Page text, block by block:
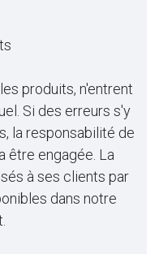
produits, n'entrent
Si des erreurs s'y
la responsabilité de
être engagée. La
à ses clients par
dans notre